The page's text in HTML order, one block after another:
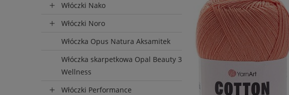
Włóczki Nako
Włóczki Noro
Włóczka Opus Natura Aksamitek
Włóczka skarpetkowa Opal Beauty 3
Wellness
Włóczki Performance